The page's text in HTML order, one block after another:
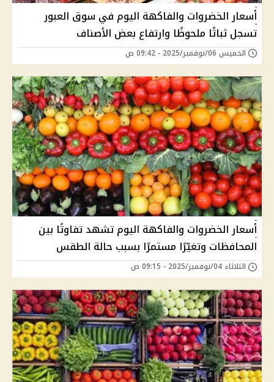
أسعار الخضروات والفاكهة اليوم في سوق العبور
تسجل ثباتًا ملحوظًا وارتفاع بعض الأصناف
الخميس 06/نوفمبر/2025 - 09:42 ص
أسعار الخضروات والفاكهة اليوم تشهد تفاوتًا بين
المحافظات وتغيّرًا مستمرًا بسبب حالة الطقس
الثلاثاء 04/نوفمبر/2025 - 09:15 ص